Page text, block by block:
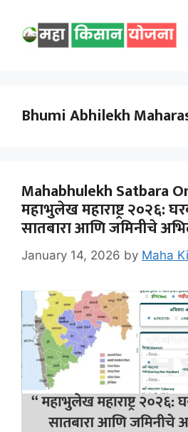
content
Bhumi Abhilekh
Mahabhulekh Satbara
महाभुलेख महाराष्ट्र २०२६:
सातबारा आणि जमिनीचे
January 14, 2026 by Maha